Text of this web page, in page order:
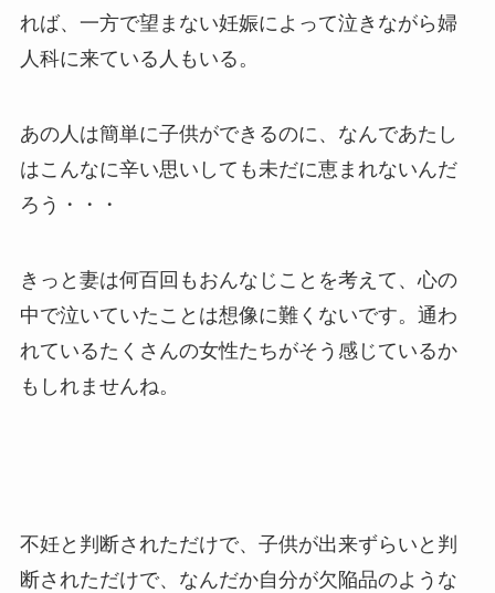
れば、一方で望まない妊娠によって泣きながら婦
人科に来ている人もいる。
あの人は簡単に子供ができるのに、なんであたし
はこんなに辛い思いしても未だに恵まれないんだ
ろう・・・
きっと妻は何百回もおんなじことを考えて、心の
中で泣いていたことは想像に難くないです。通わ
れているたくさんの女性たちがそう感じているか
もしれませんね。
不妊と判断されただけで、子供が出来ずらいと判
断されただけで、なんだか自分が欠陥品のような